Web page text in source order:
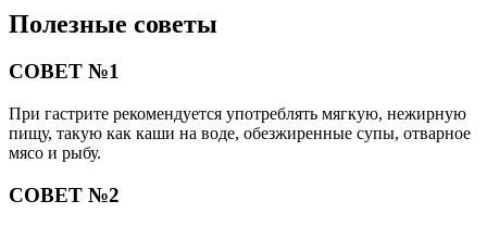
Полезные советы
СОВЕТ №1
При гастрите рекомендуется употреблять мягкую, нежирную
пищу, такую как каши на воде, обезжиренные супы, отварное
мясо и рыбу.
СОВЕТ №2